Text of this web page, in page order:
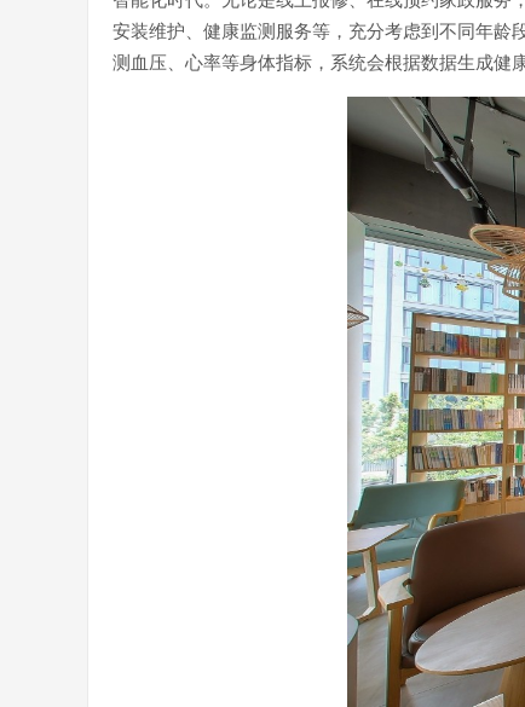
安装维护、健康监测服务等，充分考虑到不同年龄
测血压、心率等身体指标，系统会根据数据生成健